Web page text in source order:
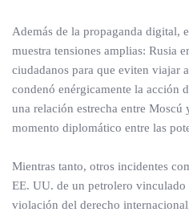
Además de la propaganda digital,
muestra tensiones amplias: Rusia
ciudadanos para que eviten viajar
condenó enérgicamente la acción
una relación estrecha entre Moscú
momento diplomático entre las
Mientras tanto, otros incidentes
EE. UU. de un petrolero
violación del derecho